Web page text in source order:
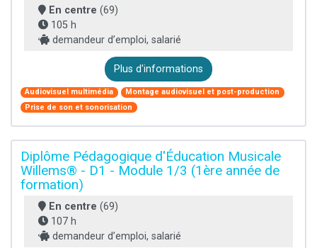
En centre (69)
105 h
demandeur d’emploi, salarié
Plus d'informations
Audiovisuel multimédia
Montage audiovisuel et post-production
Prise de son et sonorisation
Diplôme Pédagogique d'Éducation Musicale
Willems® - D1 - Module 1/3 (1ère année de
formation)
En centre (69)
107 h
demandeur d’emploi, salarié